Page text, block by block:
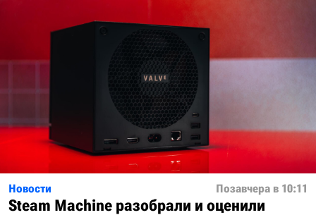
Новости Позавчера в 10:11
Steam Machine разобрали и оценили